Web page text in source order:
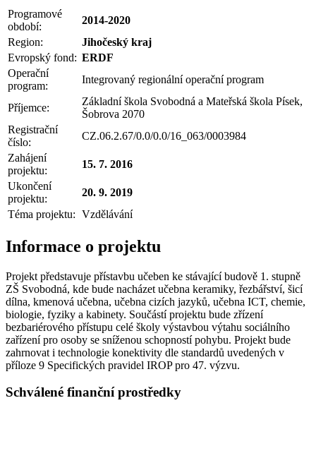
Programové
období:
2014-2020
Region:
Jihočeský kraj
Evropský fond: ERDF
Operační
program:
Integrovaný regionální operační program
Příjemce:
Základní škola Svobodná a Mateřská škola Písek,
Šobrova 2070
Registrační
číslo:
CZ.06.2.67/0.0/0.0/16_063/0003984
Zahájení
projektu:
15. 7. 2016
Ukončení
projektu:
20. 9. 2019
Téma projektu: Vzdělávání
Informace o projektu
Projekt představuje přístavbu učeben ke stávající budově 1. stupně
ZŠ Svobodná, kde bude nacházet učebna keramiky, řezbářství, šicí
dílna, kmenová učebna, učebna cizích jazyků, učebna ICT, chemie,
biologie, fyziky a kabinety. Součástí projektu bude zřízení
bezbariérového přístupu celé školy výstavbou výtahu sociálního
zařízení pro osoby se sníženou schopností pohybu. Projekt bude
zahrnovat i technologie konektivity dle standardů uvedených v
příloze 9 Specifických pravidel IROP pro 47. výzvu.
Schválené finanční prostředky